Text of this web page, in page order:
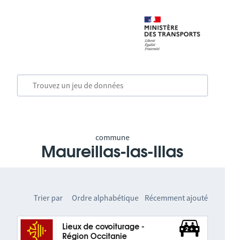
commune
Maureillas-las-Illas
Trier par Ordre alphabétique Récemment ajouté
Lieux de covoiturage -
Région Occitanie